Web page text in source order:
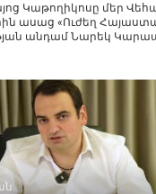
Կաթողիկոսը մեր
ասաց «Ուժեղ
անդամ Նարեկ